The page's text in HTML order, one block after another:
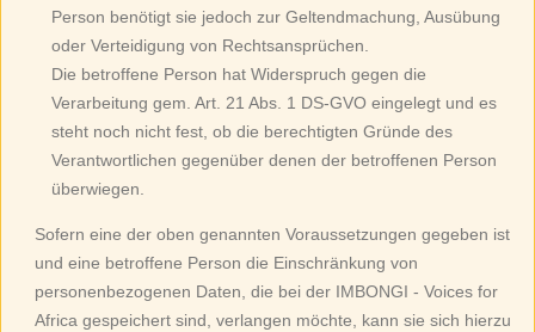
Person benötigt sie jedoch zur Geltendmachung, Ausübung
oder Verteidigung von Rechtsansprüchen.
Die betroffene Person hat Widerspruch gegen die
Verarbeitung gem. Art. 21 Abs. 1 DS-GVO eingelegt und es
steht noch nicht fest, ob die berechtigten Gründe des
Verantwortlichen gegenüber denen der betroffenen Person
überwiegen.
Sofern eine der oben genannten Voraussetzungen gegeben ist
und eine betroffene Person die Einschränkung von
personenbezogenen Daten, die bei der IMBONGI - Voices for
Africa gespeichert sind, verlangen möchte, kann sie sich hierzu